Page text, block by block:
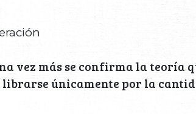
vez más se confirma la teoría
únicamente por la